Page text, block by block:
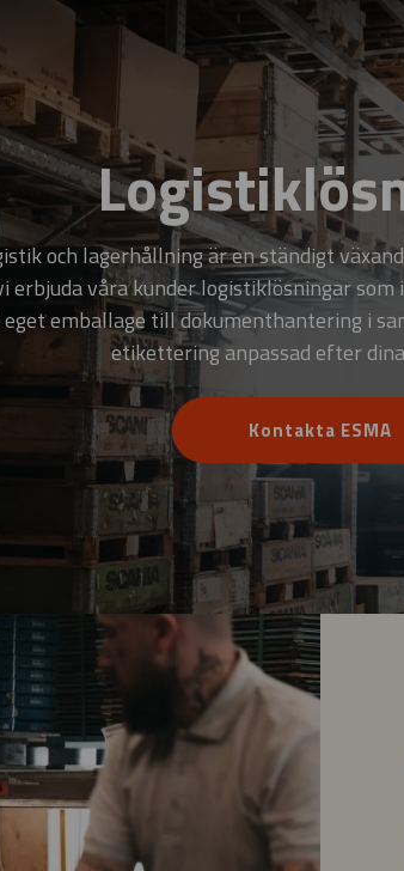
och lagerhållning är en ständigt
erbjuda våra kunder logistiklösningar
emballage till dokument­hantering i
etikettering anpassad efter
Kontakta ESMA